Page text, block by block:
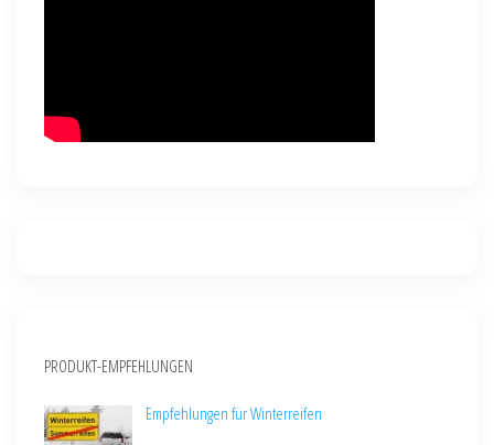
PRODUKT-EMPFEHLUNGEN
Empfehlungen für Winterreifen